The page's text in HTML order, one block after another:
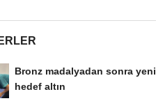
Bronz madalyadan sonra yeni
hedef altın